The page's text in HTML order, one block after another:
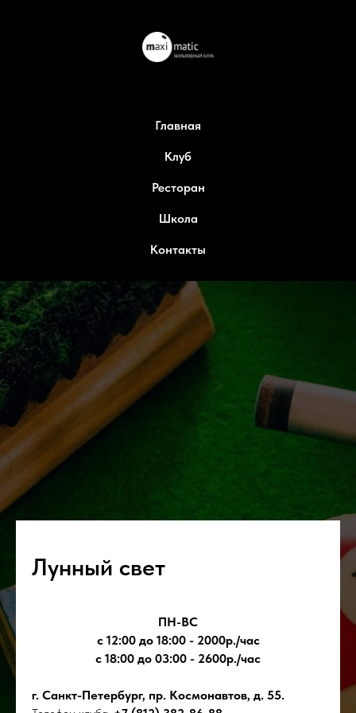
Главная
Клуб
Ресторан
Школа
Контакты
Лунный свет
ПН-ВС
с 12:00 до 18:00 - 2000р./час
с 18:00 до 03:00 - 2600р./час
г. Санкт-Петербург, пр. Космонавтов, д. 55.